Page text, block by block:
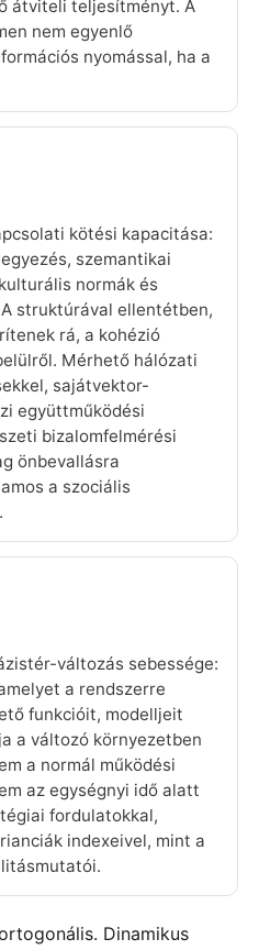
átviteli teljesítményt. A
nem egyenlő
nyomással, ha a
kötési kapacitása:
szemantikai
normák és
struktúrával ellentétben,
rá, a kohézió
Mérhető hálózati
sajátvektor-
együttműködési
bizalomfelmérési
önbevallásra
a szociális
változás sebessége:
a rendszerre
funkcióit, modelljeit
a változó környezetben
a normál működési
az egységnyi idő alatt
fordulatokkal,
indexeivel, mint a
Dinamikus